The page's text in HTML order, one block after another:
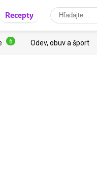
Recepty
6 Odev, obuv a šport